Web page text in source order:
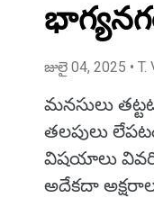
జులై 04, 2025 •
మనసులు
తలపులు
విషయాలు
అదేకదా